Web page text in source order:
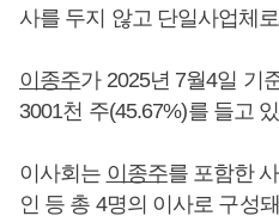
사를 두지 않고 단일사업체
이종주가 2025년 7월4일 기
3001천 주(45.67%)를 들고
이사회는 이종주를 포함한
인 등 총 4명의 이사로 구성